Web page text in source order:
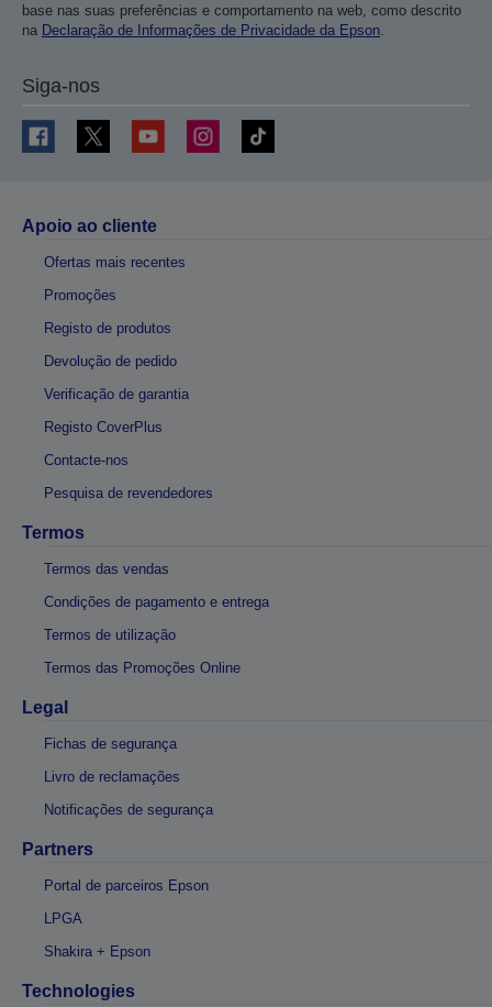
base nas suas preferências e comportamento na web, como descrito
na Declaração de Informações de Privacidade da Epson.
Siga-nos
Apoio ao cliente
Ofertas mais recentes
Promoções
Registo de produtos
Devolução de pedido
Verificação de garantia
Registo CoverPlus
Contacte-nos
Pesquisa de revendedores
Termos
Termos das vendas
Condições de pagamento e entrega
Termos de utilização
Termos das Promoções Online
Legal
Fichas de segurança
Livro de reclamações
Notificações de segurança
Partners
Portal de parceiros Epson
LPGA
Shakira + Epson
Technologies